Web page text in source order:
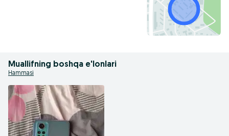
Muallifning boshqa e'lonlari
Hammasi